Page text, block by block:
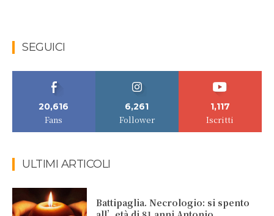
SEGUICI
20,616
Fans
6,261
Follower
1,117
Iscritti
ULTIMI ARTICOLI
Battipaglia. Necrologio: si spento